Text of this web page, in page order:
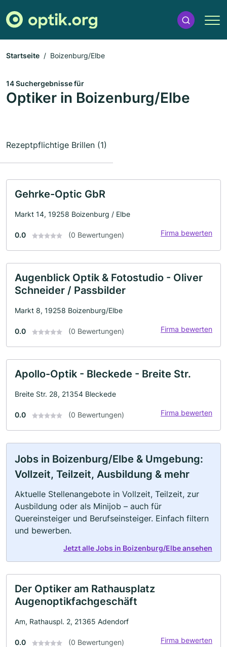
Startseite Boizenburg/Elbe
14 Suchergebnisse für
Optiker in Boizenburg/Elbe
Rezeptpflichtige Brillen (1)
Gehrke-Optic GbR
Markt 14, 19258 Boizenburg / Elbe
0.0 (0 Bewertungen) Firma bewerten
Augenblick Optik & Fotostudio - Oliver
Schneider / Passbilder
Markt 8, 19258 Boizenburg/Elbe
0.0 (0 Bewertungen) Firma bewerten
Apollo-Optik - Bleckede - Breite Str.
Breite Str. 28, 21354 Bleckede
0.0 (0 Bewertungen) Firma bewerten
Jobs in Boizenburg/Elbe & Umgebung:
Vollzeit, Teilzeit, Ausbildung & mehr
Aktuelle Stellenangebote in Vollzeit, Teilzeit, zur
Ausbildung oder als Minijob – auch für
Quereinsteiger und Berufseinsteiger. Einfach filtern
und bewerben.
Jetzt alle Jobs in Boizenburg/Elbe ansehen
Der Optiker am Rathausplatz
Augenoptikfachgeschäft
Am, Rathauspl. 2, 21365 Adendorf
0.0 (0 Bewertungen) Firma bewerten